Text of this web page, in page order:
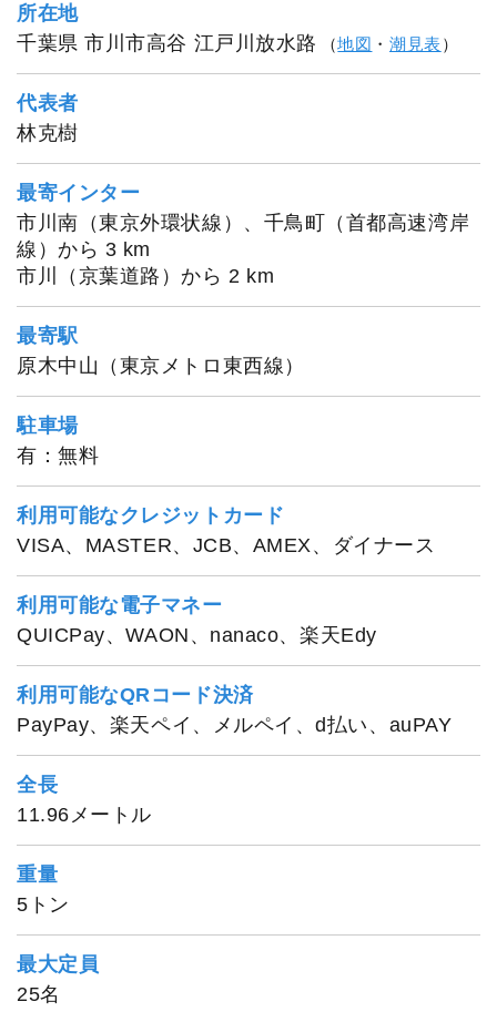
所在地
千葉県 市川市高谷 江戸川放水路
（地図 ・潮見表）
代表者
林克樹
最寄インター
市川南（東京外環状線）、千鳥町（首都高速湾岸
線）から 3 km
市川（京葉道路）から 2 km
最寄駅
原木中山（東京メトロ東西線）
駐車場
有：無料
利用可能なクレジットカード
VISA、MASTER、JCB、AMEX、ダイナース
利用可能な電子マネー
QUICPay、WAON、nanaco、楽天Edy
利用可能なQRコード決済
PayPay、楽天ペイ、メルペイ、d払い、auPAY
全長
11.96メートル
重量
5トン
最大定員
25名